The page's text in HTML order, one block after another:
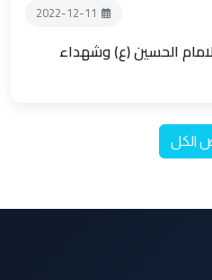
2022-12-11
الحسين (ع) وشهداء
الكل